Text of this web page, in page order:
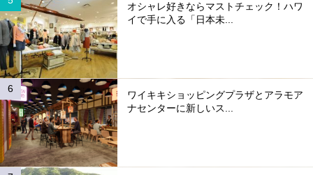
オシャレ好きならマストチェック！ハワ
イで手に入る「日本未...
ワイキキショッピングプラザとアラモア
ナセンターに新しいス...